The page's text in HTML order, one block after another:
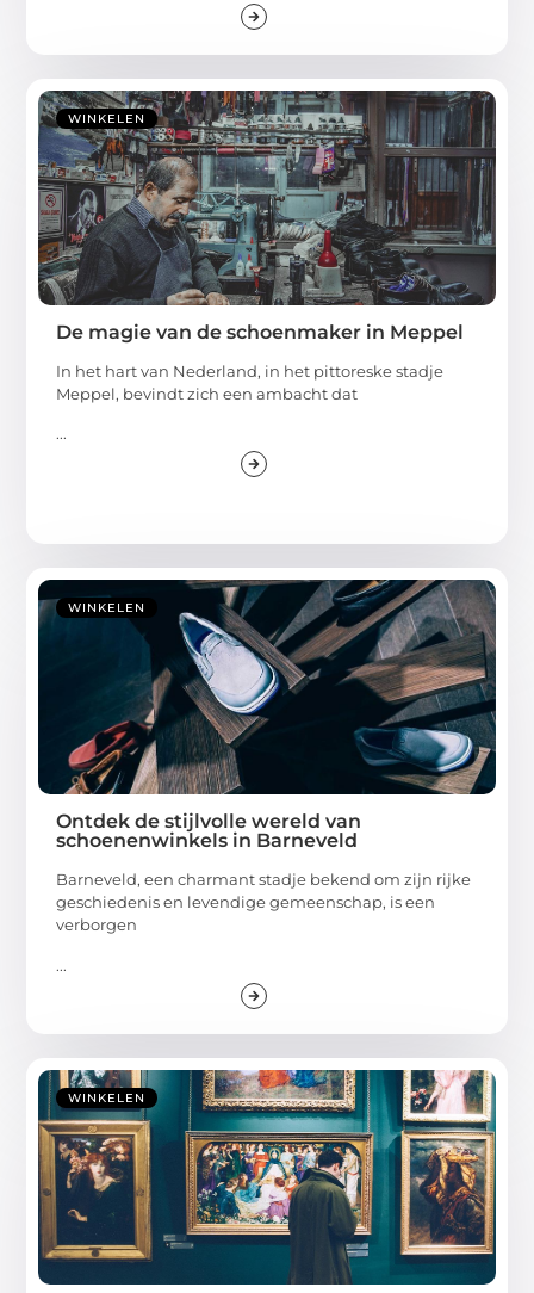
WINKELEN
De magie van de schoenmaker in Meppel
In het hart van Nederland, in het pittoreske stadje
Meppel, bevindt zich een ambacht dat
...
WINKELEN
Ontdek de stijlvolle wereld van
schoenenwinkels in Barneveld
Barneveld, een charmant stadje bekend om zijn rijke
geschiedenis en levendige gemeenschap, is een
verborgen
...
WINKELEN